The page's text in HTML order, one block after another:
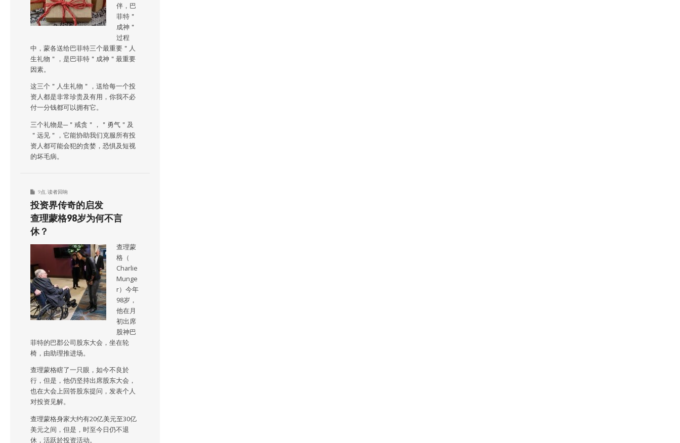
伴，巴
菲特＂
成神＂
过程
中，蒙各送给巴菲特三个最重要＂人
生礼物＂，是巴菲特＂成神＂最重要
因素。
这三个＂人生礼物＂，送给每一个投
资人都是非常珍贵及有用，你我不必
付一分钱都可以拥有它。
三个礼物是─＂戒贪＂，＂勇气＂及
＂远见＂，它能协助我们克服所有投
资人都可能会犯的贪婪，恐惧及短视
的坏毛病。
9点 读者回响
投资界传奇的启发
查理蒙格98岁为何不言
休？
查理蒙
格（
Charlie
Munge
r）今年
98岁，
他在月
初出席
股神巴
菲特的巴郡公司股东大会，坐在轮
椅，由助理推进场。
查理蒙格瞎了一只眼，如今不良於
行，但是，他仍坚持出席股东大会，
也在大会上回答股东提问，发表个人
对投资见解。
查理蒙格身家大约有20亿美元至30亿
美元之间，但是，时至今日仍不退
休，活跃於投资活动。